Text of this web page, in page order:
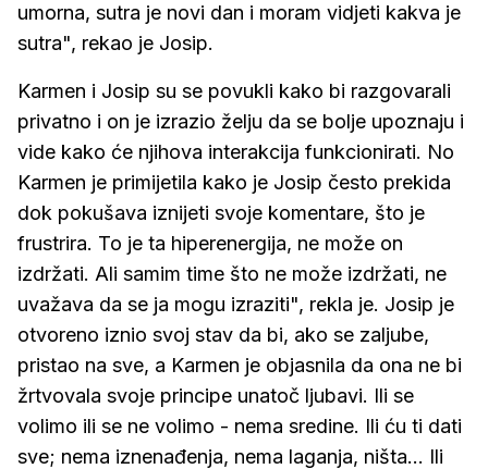
umorna, sutra je novi dan i moram vidjeti kakva je
sutra", rekao je Josip.
Karmen i Josip su se povukli kako bi razgovarali
privatno i on je izrazio želju da se bolje upoznaju i
vide kako će njihova interakcija funkcionirati. No
Karmen je primijetila kako je Josip često prekida
dok pokušava iznijeti svoje komentare, što je
frustrira. To je ta hiperenergija, ne može on
izdržati. Ali samim time što ne može izdržati, ne
uvažava da se ja mogu izraziti", rekla je. Josip je
otvoreno iznio svoj stav da bi, ako se zaljube,
pristao na sve, a Karmen je objasnila da ona ne bi
žrtvovala svoje principe unatoč ljubavi. Ili se
volimo ili se ne volimo - nema sredine. Ili ću ti dati
sve; nema iznenađenja, nema laganja, ništa... Ili